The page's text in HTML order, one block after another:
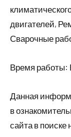
двигателей,
Сварочные
Время работы:
Данная
в
сайта в